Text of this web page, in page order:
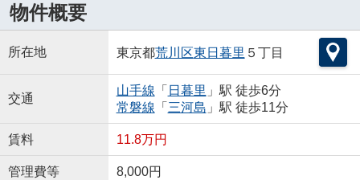
物件概要
所在地 東京都荒川区東日暮里 ５丁目
交通
山手線 「 日暮里 」駅 徒歩6分
常磐線 「 三河島 」駅 徒歩11分
賃料 11.8万円
管理費等 8,000円